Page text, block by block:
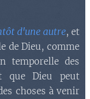
d'une autre, et
de Dieu, comme
temporelle des
que Dieu peut
choses à venir